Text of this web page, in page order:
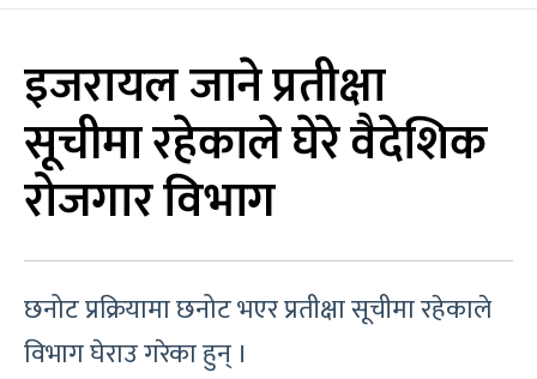
इजरायल जाने प्रतीक्षा
सूचीमा रहेकाले घेरे वैदेशिक
रोजगार विभाग
छनोट प्रक्रियामा छनोट भएर प्रतीक्षा सूचीमा रहेकाले
विभाग घेराउ गरेका हुन् ।